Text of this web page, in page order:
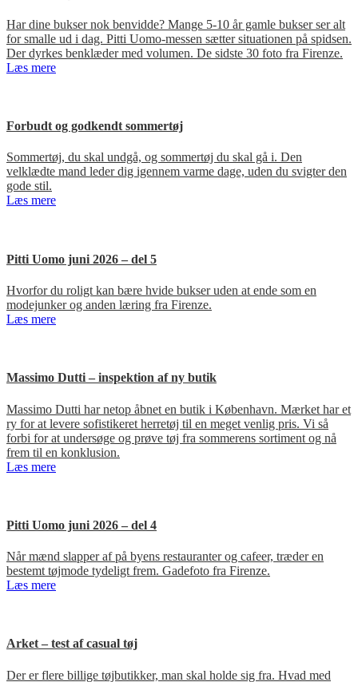
Har dine bukser nok benvidde? Mange 5-10 år gamle bukser ser alt
for smalle ud i dag. Pitti Uomo-messen sætter situationen på spidsen.
Der dyrkes benklæder med volumen. De sidste 30 foto fra Firenze.
Læs mere
Forbudt og godkendt sommertøj
Sommertøj, du skal undgå, og sommertøj du skal gå i. Den
velklædte mand leder dig igennem varme dage, uden du svigter den
gode stil.
Læs mere
Pitti Uomo juni 2026 – del 5
Hvorfor du roligt kan bære hvide bukser uden at ende som en
modejunker og anden læring fra Firenze.
Læs mere
Massimo Dutti – inspektion af ny butik
Massimo Dutti har netop åbnet en butik i København. Mærket har et
ry for at levere sofistikeret herretøj til en meget venlig pris. Vi så
forbi for at undersøge og prøve tøj fra sommerens sortiment og nå
frem til en konklusion.
Læs mere
Pitti Uomo juni 2026 – del 4
Når mænd slapper af på byens restauranter og cafeer, træder en
bestemt tøjmode tydeligt frem. Gadefoto fra Firenze.
Læs mere
Arket – test af casual tøj
Der er flere billige tøjbutikker, man skal holde sig fra. Hvad med